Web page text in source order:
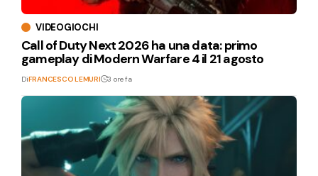
VIDEOGIOCHI
Call of Duty Next 2026 ha una data: primo
gameplay di Modern Warfare 4 il 21 agosto
DiFRANCESCO LEMURI 3 ore fa